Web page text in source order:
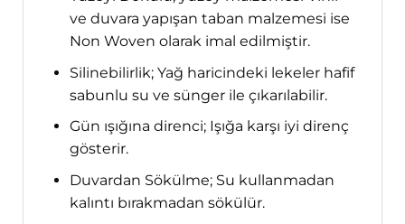
ve duvara yapışan taban malzemesi ise
Non Woven olarak imal edilmiştir.
Silinebilirlik; Yağ haricindeki lekeler hafif
sabunlu su ve sünger ile çıkarılabilir.
Gün ışığına direnci; Işığa karşı iyi direnç
gösterir.
Duvardan Sökülme; Su kullanmadan
kalıntı bırakmadan sökülür.